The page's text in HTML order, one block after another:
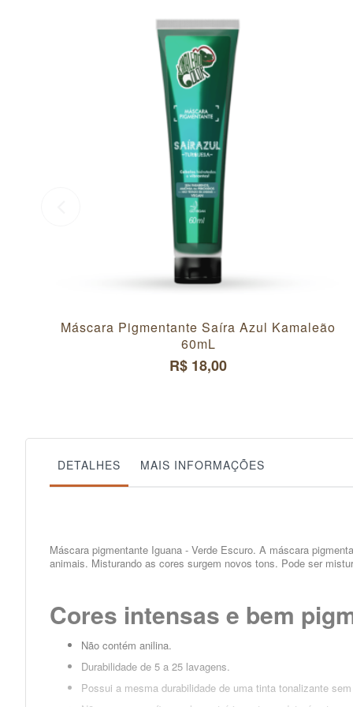
Máscara Pigmentante Saíra Azul Kamaleão
60mL
R$ 18,00
DETALHES MAIS INFORMAÇÕES
Máscara pigmentante Iguana - Verde Escuro. A máscara
animais. Misturando as cores surgem novos tons. Pode ser
Cores intensas e bem
Não contém anilina.
Durabilidade de 5 a 25 lavagens.
Possui a mesma durabilidade de uma tinta tonalizante sem